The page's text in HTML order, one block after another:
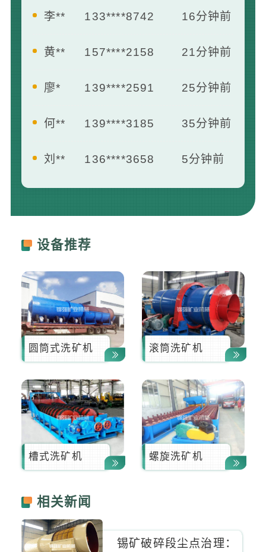
李** 133****8742 16分钟前
黄** 157****2158 21分钟前
廖* 139****2591 25分钟前
何** 139****3185 35分钟前
刘** 136****3658 5分钟前
设备推荐
圆筒式洗矿机 滚筒洗矿机
槽式洗矿机 螺旋洗矿机
相关新闻
锡矿破碎段尘点治理：